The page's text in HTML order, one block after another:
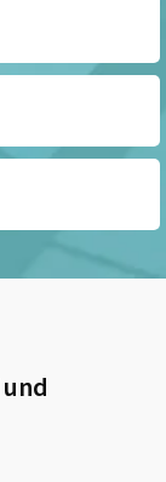
und